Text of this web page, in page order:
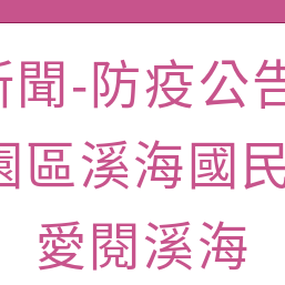
養講師名單
容與教學軟體
委員會函釋公
陸應申請許可
部水利署委託
究院辦理「
月22日(星期六
聞-防疫公
區溪海國
愛閱溪海